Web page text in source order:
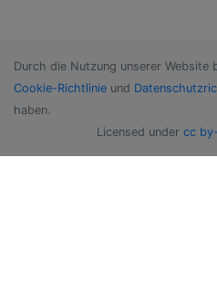
Durch die Nutzung unserer Website
Cookie-Richtlinie und
haben.
Licensed under cc